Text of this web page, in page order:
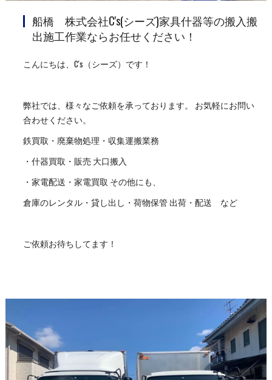
船橋 株式会社C's(シーズ)家具什器等の搬入搬
出施工作業ならお任せください！
こんにちは、C's（シーズ）です！
弊社では、様々なご依頼を承っております。 お気軽にお問い
合わせください。
鉄買取・廃棄物処理・収集運搬業務
・什器買取・販売 大口搬入
・家電配送・家電買取 その他にも、
倉庫のレンタル・貸し出し・荷物保管 出荷・配送 など
ご依頼お待ちしてます！